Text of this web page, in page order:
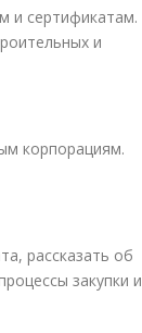
и сертификатам.
и
корпорациям.
рассказать об
закупки и